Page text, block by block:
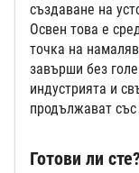
създаване на
Освен това е
точка на
завърши без
индустрията и
продължават със
Готови ли